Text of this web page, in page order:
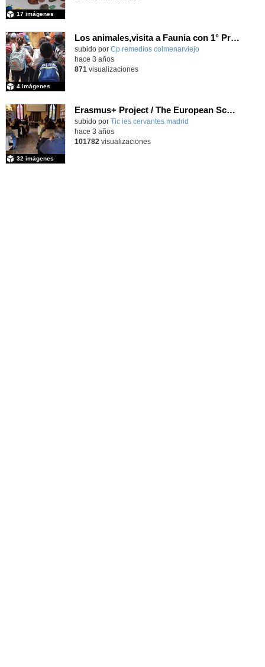
17 imágenes
Los animales,visita a Faunia con 1° Primaria
Contenido educativo.
subido por Cp remedios colmenarviejo
4 imágenes
-
hace 3 años
871 visualizaciones
Erasmus+ Project / The European Scholars'
Contenido educativo.
subido por Tic ies cervantes madrid
32 imágenes
hace 3 años
101782 visualizaciones